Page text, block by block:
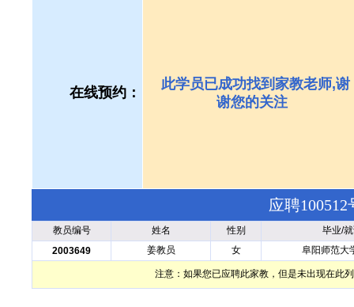
在线预约：
此学员已成功找到家教老师,谢
谢您的关注
应聘
教员编号 姓名 性别
毕业/
2003649
姜教员 女 阜阳师范大
注意：如果您已应聘此家教，但是未出现在此